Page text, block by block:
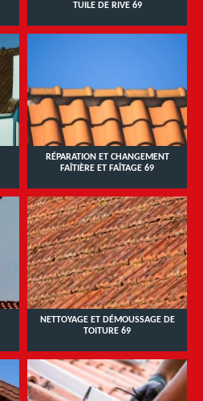
TUILE DE RIVE 69
RÉPARATION ET CHANGEMENT
FAÎTIÈRE ET FAÎTAGE 69
NETTOYAGE ET DÉMOUSSAGE DE
TOITURE 69